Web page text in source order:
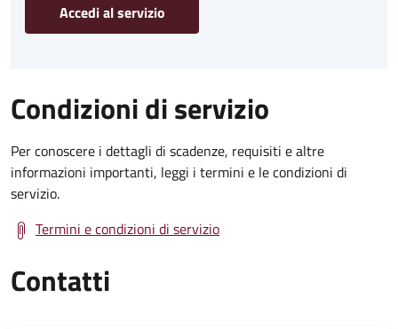
Accedi al servizio
Condizioni di servizio
Per conoscere i dettagli di scadenze, requisiti e altre
informazioni importanti, leggi i termini e le condizioni di
servizio.
Termini e condizioni di servizio
Contatti